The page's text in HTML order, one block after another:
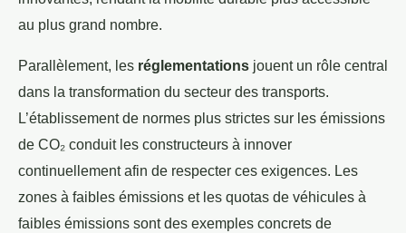
au plus grand nombre.
Parallèlement, les réglementations jouent un rôle central
dans la transformation du secteur des transports.
L’établissement de normes plus strictes sur les émissions
de CO₂ conduit les constructeurs à innover
continuellement afin de respecter ces exigences. Les
zones à faibles émissions et les quotas de véhicules à
faibles émissions sont des exemples concrets de